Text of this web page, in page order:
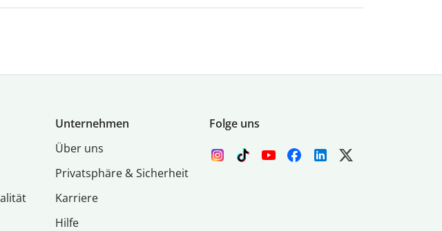
Unternehmen
Über uns
Privatsphäre & Sicherheit
Karriere
Hilfe
Folge uns